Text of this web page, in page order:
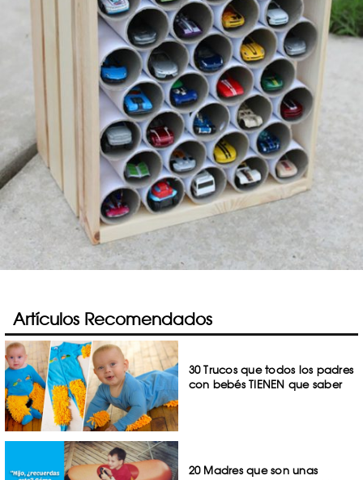
Artículos Recomendados
30 Trucos que todos los padres
con bebés TIENEN que saber
20 Madres que son unas